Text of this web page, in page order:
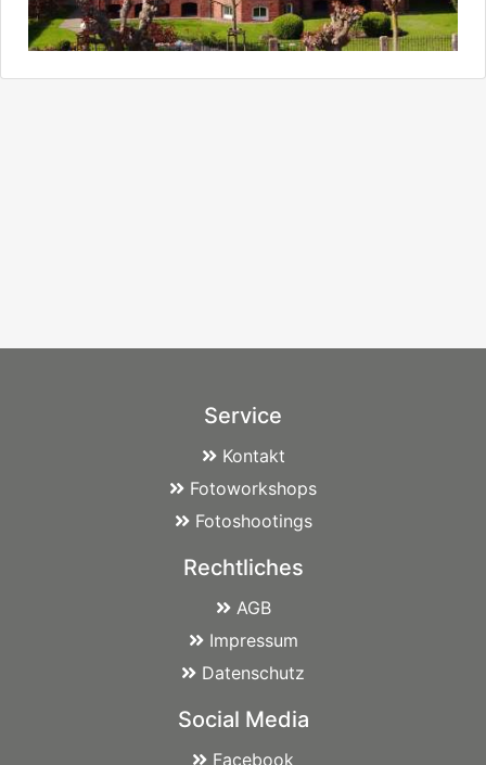
Service
Kontakt
Fotoworkshops
Fotoshootings
Rechtliches
AGB
Impressum
Datenschutz
Social Media
Facebook